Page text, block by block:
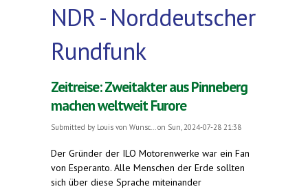
NDR - Norddeutscher
Rundfunk
Zeitreise: Zweitakter aus Pinneberg
machen weltweit Furore
Submitted by Louis von Wunsc... on Sun, 2024-07-28 21:38
Der Gründer der ILO Motorenwerke war ein Fan
von Esperanto. Alle Menschen der Erde sollten
sich über diese Sprache miteinander